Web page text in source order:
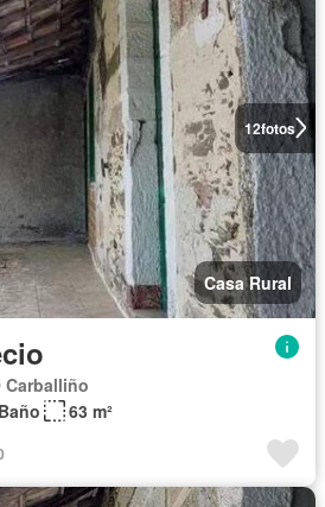
12fotos
Casa Rural
Carballiño
63 m²